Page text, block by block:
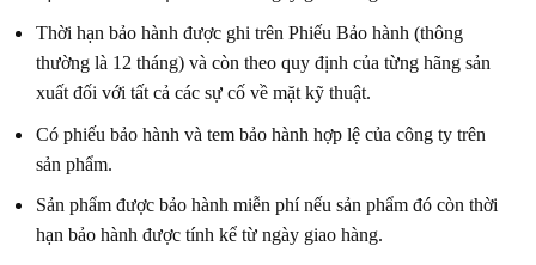
Thời hạn bảo hành được ghi trên Phiếu Bảo hành (thông
thường là 12 tháng) và còn theo quy định của từng hãng sản
xuất đối với tất cả các sự cố về mặt kỹ thuật.
Có phiếu bảo hành và tem bảo hành hợp lệ của công ty trên
sản phẩm.
Sản phẩm được bảo hành miễn phí nếu sản phẩm đó còn thời
hạn bảo hành được tính kể từ ngày giao hàng.